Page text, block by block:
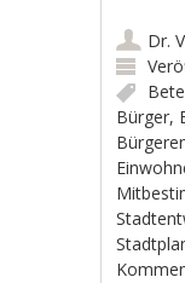
Dr.
Bürger,